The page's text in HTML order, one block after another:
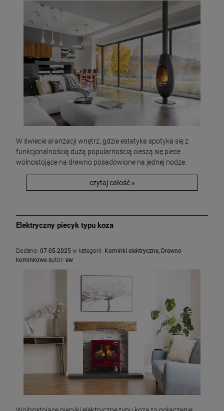
W świecie aranżacji wnętrz, gdzie estetyka spotyka się z
funkcjonalnością dużą popularnością cieszą się piece
wolnostojące na drewno posadowione na jednej nodze.
czytaj całość »
Elektryczny piecyk typu koza
Dodano: 07-05-2025 w kategorii: Kominki elektryczne, Drewno
kominkowe autor: ew